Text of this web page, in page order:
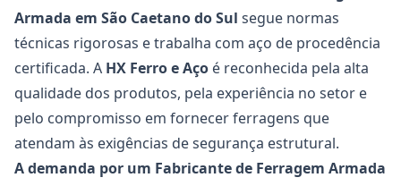
Armada em São Caetano do Sul segue normas
técnicas rigorosas e trabalha com aço de procedência
certificada. A HX Ferro e Aço é reconhecida pela alta
qualidade dos produtos, pela experiência no setor e
pelo compromisso em fornecer ferragens que
atendam às exigências de segurança estrutural.
A demanda por um Fabricante de Ferragem Armada